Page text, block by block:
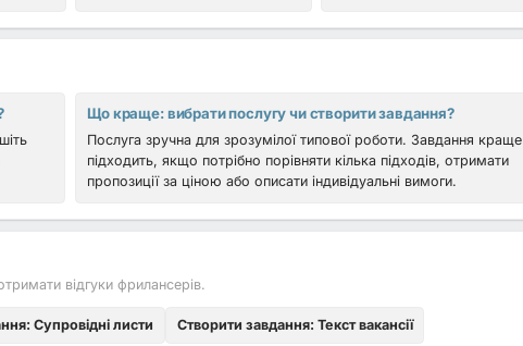
Що краще: вибрати послугу чи створити завдання?
Послуга зручна для зрозумілої типової роботи. Завдання краще
підходить, якщо потрібно порівняти кілька підходів, отримати
пропозиції за ціною або описати індивідуальні вимоги.
відгуки фрилансерів.
Супровідні листи Створити завдання: Текст вакансії